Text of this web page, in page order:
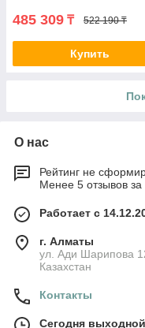
485 309 ₸ 522 190 ₸
Купить
О нас
Рейтинг не
Менее 5 отзывов за
Работает с
г. Алматы
ул. Ади Шарипова
Казахстан
Контакты
Сегодня выходной